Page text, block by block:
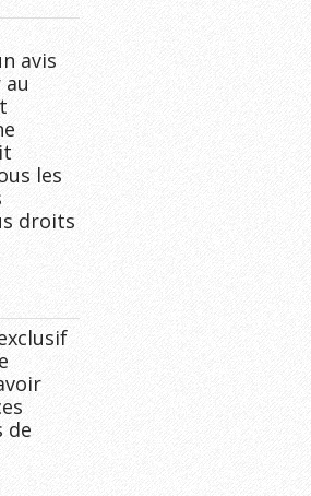
avis
les
droits
de